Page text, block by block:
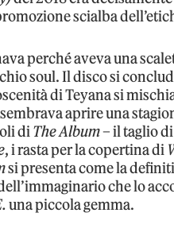
scialba
perché aveva una
soul. Il disco si
di Teyana si
aprire una
diThe Album– il taglio
, i rasta per la copertina di
si presenta come la
che lo
una piccola gemma.